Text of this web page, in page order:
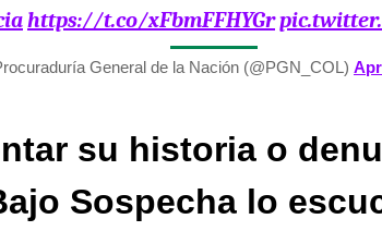
https://t.co/xFbmFFHYGr
General de la Nación (@PGN_COL)
su historia o
Sospecha lo